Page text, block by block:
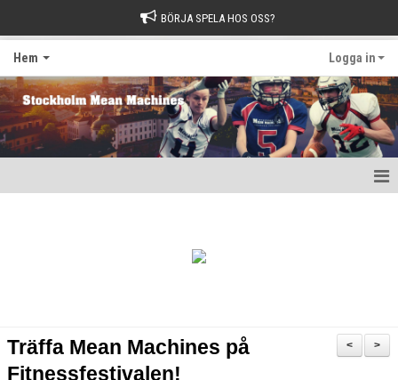
BÖRJA SPELA HOS OSS?
Hem Logga in
>
<
Träffa Mean Machines på
Fitnessfestivalen!